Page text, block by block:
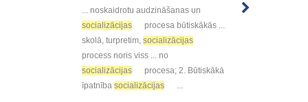
... noskaidrotu audzināšanas un
socializācijas
procesa būtiskākās ...
skolā, turpretim, socializācijas
process noris viss ... no
socializācijas
procesa; 2. Būtiskākā
īpatnība socializācijas ...